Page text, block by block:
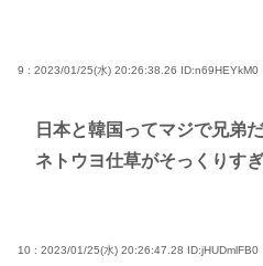
9 : 2023/01/25(水) 20:26:38.26 ID:n69HEYkM0
日本と韓国ってマジで兄弟
ネトウヨ仕草がそっくりす
10 : 2023/01/25(水) 20:26:47.28 ID:jHUDmlFB0